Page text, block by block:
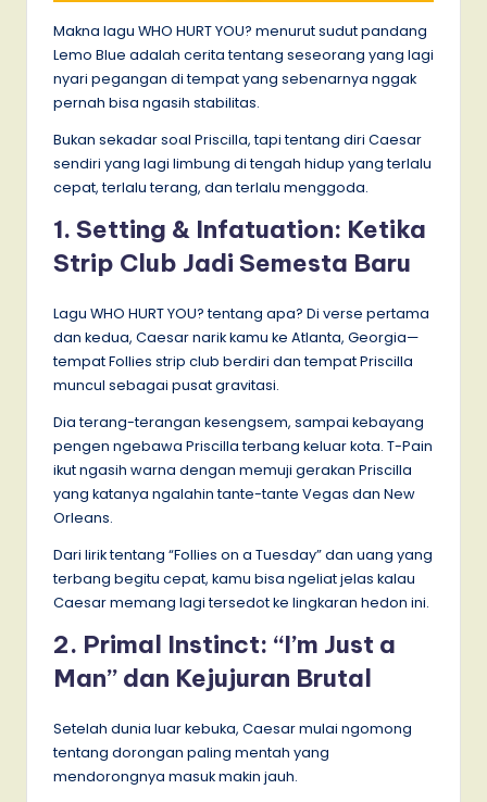
Makna lagu WHO HURT YOU? menurut sudut pandang
Lemo Blue adalah cerita tentang seseorang yang lagi
nyari pegangan di tempat yang sebenarnya nggak
pernah bisa ngasih stabilitas.
Bukan sekadar soal Priscilla, tapi tentang diri Caesar
sendiri yang lagi limbung di tengah hidup yang terlalu
cepat, terlalu terang, dan terlalu menggoda.
1. Setting & Infatuation: Ketika
Strip Club Jadi Semesta Baru
Lagu WHO HURT YOU? tentang apa? Di verse pertama
dan kedua, Caesar narik kamu ke Atlanta, Georgia—
tempat Follies strip club berdiri dan tempat Priscilla
muncul sebagai pusat gravitasi.
Dia terang-terangan kesengsem, sampai kebayang
pengen ngebawa Priscilla terbang keluar kota. T-Pain
ikut ngasih warna dengan memuji gerakan Priscilla
yang katanya ngalahin tante-tante Vegas dan New
Orleans.
Dari lirik tentang “Follies on a Tuesday” dan uang yang
terbang begitu cepat, kamu bisa ngeliat jelas kalau
Caesar memang lagi tersedot ke lingkaran hedon ini.
2. Primal Instinct: “I’m Just a
Man” dan Kejujuran Brutal
Setelah dunia luar kebuka, Caesar mulai ngomong
tentang dorongan paling mentah yang
mendorongnya masuk makin jauh.